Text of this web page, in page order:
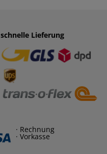
einfaches Zahlen
· Rechnung
· Vorkasse
schnelle Lieferung
· Rechnung
· Vorkasse